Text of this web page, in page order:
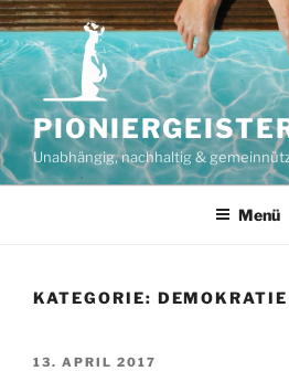
Zum
Inhalt
springen
Unabhängig, nachhaltig &
Menü
KATEGORIE:
VERÖFFENTLICHT
13. APRIL 2017